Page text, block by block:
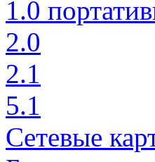
1.0
2.0
2.1
5.1
Сетевые